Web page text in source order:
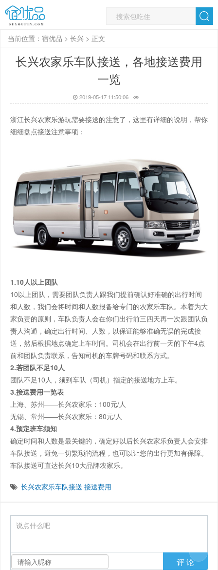
当前位置： 宿优品 > 长兴 > 正文
长兴农家乐车队接送，各地接送费用
一览
2019-05-17 11:50:06
浙江长兴农家乐游玩需要接送的注意了，这里有详细的说明，帮你
细细盘点接送注意事项：
1.10人以上团队
10以上团队，需要团队负责人跟我们提前确认好准确的出行时间
和人数，我们会将时间和人数报备给专门的农家乐车队。本着为大
家负责的原则，车队负责人会在你们出行前三四天再一次跟团队负
责人沟通，确定出行时间、人数，以保证能够准确无误的完成接
送，然后根据地点确定上车时间。司机会在出行前一天的下午4点
前和团队负责联系，告知司机的车牌号码和联系方式。
2.若团队不足10人
团队不足10人，须到车队（司机）指定的接送地方上车。
3.接送费用一览表
上海、苏州——长兴农家乐：100元/人
无锡、常州——长兴农家乐：80元/人
4.预定班车须知
确定时间和人数是最关键的，确定好以后长兴农家乐负责人会安排
车队接送，避免一切繁琐的流程，也可以让您的出行更加有保障。
车队接送可直达长兴10大品牌农家乐。
长兴农家乐车队接送 接送费用
说点什么吧